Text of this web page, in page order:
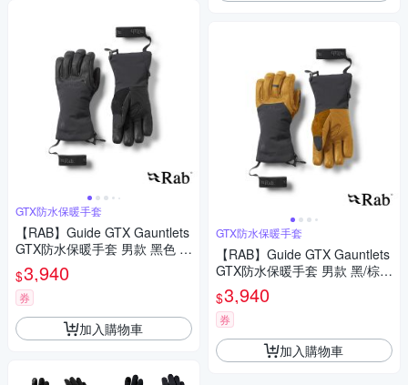
GTX防水保暖手套
【RAB】Guide GTX Gauntlets
GTX防水保暖手套 男款 黑色 #
QAJ45
$3,940
券
加入購物車
GTX防水保暖手套
【RAB】Guide GTX Gauntlets
GTX防水保暖手套 男款 黑/棕褐
#QAJ45
$3,940
券
加入購物車